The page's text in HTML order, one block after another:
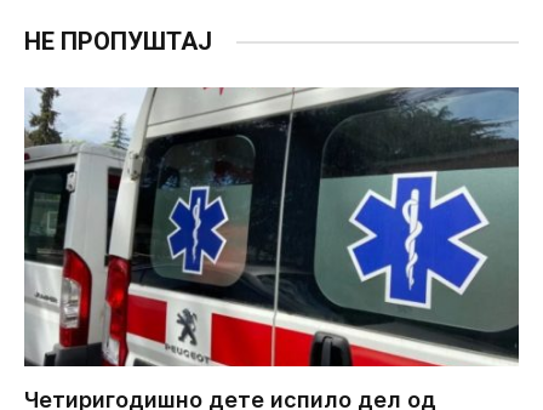
НЕ ПРОПУШТАЈ
Четиригодишно дете испило дел од